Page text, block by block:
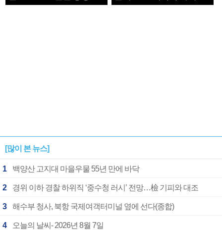
1182개팀 전수조사
확정
[많이 본 뉴스]
1 백양산 고지대 마을우물 55년 만에 바닥
2 경위 이하 경찰 하위직 ‘중수청 러시’ 전망…檢 기피와 대조
3 해수부 청사, 북항 국제여객터미널 옆에 선다(종합)
4 오늘의 날씨- 2026년 8월 7일